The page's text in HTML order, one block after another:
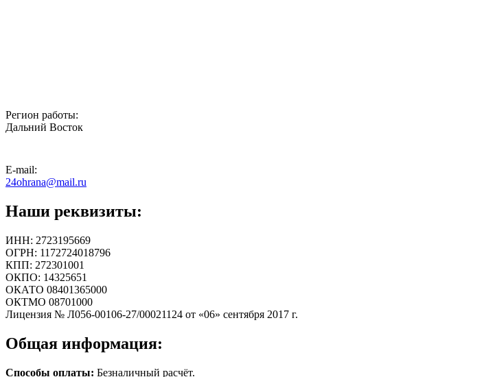
Регион работы:
Дальний Восток
E-mail:
24ohrana@mail.ru
Наши реквизиты:
ИНН: 2723195669
ОГРН: 1172724018796
КПП: 272301001
ОКПО: 14325651
ОКАТО 08401365000
ОКТМО 08701000
Лицензия № Л056-00106-27/00021124 от «06» сентября 2017 г.
Общая информация:
Способы оплаты: Безналичный расчёт.